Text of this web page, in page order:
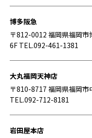
博多阪急
〒812-0012 福岡県福岡
6F TEL.092-461-1381
大丸福岡天神店
〒810-8717 福岡県福岡
TEL.092-712-8181
岩田屋本店